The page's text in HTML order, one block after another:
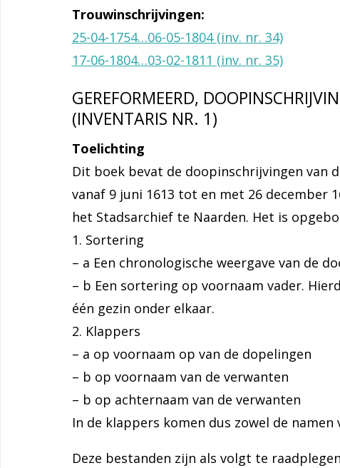
Trouwinschrijvingen:
25-04-1754…06-05-1804 (inv. nr. 34)
17-06-1804…03-02-1811 (inv. nr. 35)
GEREFORMEERD,
(INVENTARIS NR. 1)
Toelichting
Dit boek bevat de doopinschrijvingen van
vanaf 9 juni 1613 tot en met 26 december
het Stadsarchief te Naarden. Het is
1. Sortering
– a Een chronologische weergave van de
– b Een sortering op voornaam vader.
één gezin onder elkaar.
2. Klappers
– a op voornaam op van de dopelingen
– b op voornaam van de verwanten
– b op achternaam van de verwanten
In de klappers komen dus zowel de
Deze bestanden zijn als volgt te